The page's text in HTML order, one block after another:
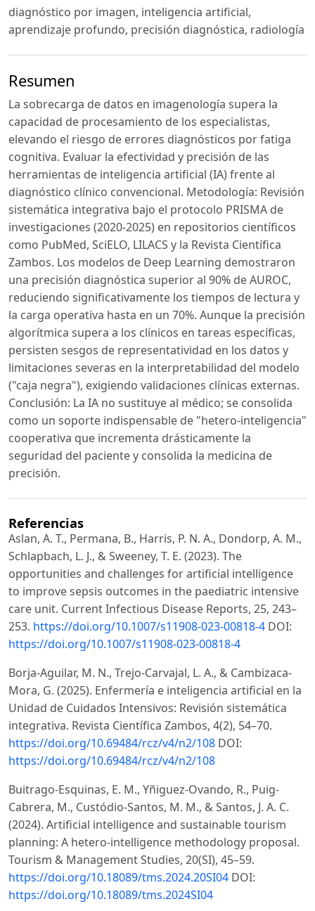
diagnóstico por imagen, inteligencia artificial,
aprendizaje profundo, precisión diagnóstica, radiología
Resumen
La sobrecarga de datos en imagenología supera la
capacidad de procesamiento de los especialistas,
elevando el riesgo de errores diagnósticos por fatiga
cognitiva. Evaluar la efectividad y precisión de las
herramientas de inteligencia artificial (IA) frente al
diagnóstico clínico convencional. Metodología: Revisión
sistemática integrativa bajo el protocolo PRISMA de
investigaciones (2020-2025) en repositorios científicos
como PubMed, SciELO, LILACS y la Revista Científica
Zambos. Los modelos de Deep Learning demostraron
una precisión diagnóstica superior al 90% de AUROC,
reduciendo significativamente los tiempos de lectura y
la carga operativa hasta en un 70%. Aunque la precisión
algorítmica supera a los clínicos en tareas específicas,
persisten sesgos de representatividad en los datos y
limitaciones severas en la interpretabilidad del modelo
("caja negra"), exigiendo validaciones clínicas externas.
Conclusión: La IA no sustituye al médico; se consolida
como un soporte indispensable de "hetero-inteligencia"
cooperativa que incrementa drásticamente la
seguridad del paciente y consolida la medicina de
precisión.
Referencias
Aslan, A. T., Permana, B., Harris, P. N. A., Dondorp, A. M.,
Schlapbach, L. J., & Sweeney, T. E. (2023). The
opportunities and challenges for artificial intelligence
to improve sepsis outcomes in the paediatric intensive
care unit. Current Infectious Disease Reports, 25, 243–
253. https://doi.org/10.1007/s11908-023-00818-4 DOI:
https://doi.org/10.1007/s11908-023-00818-4
Borja-Aguilar, M. N., Trejo-Carvajal, L. A., & Cambizaca-
Mora, G. (2025). Enfermería e inteligencia artificial en la
Unidad de Cuidados Intensivos: Revisión sistemática
integrativa. Revista Científica Zambos, 4(2), 54–70.
https://doi.org/10.69484/rcz/v4/n2/108 DOI:
https://doi.org/10.69484/rcz/v4/n2/108
Buitrago-Esquinas, E. M., Yñiguez-Ovando, R., Puig-
Cabrera, M., Custódio-Santos, M. M., & Santos, J. A. C.
(2024). Artificial intelligence and sustainable tourism
planning: A hetero-intelligence methodology proposal.
Tourism & Management Studies, 20(SI), 45–59.
https://doi.org/10.18089/tms.2024.20SI04 DOI:
https://doi.org/10.18089/tms.2024SI04